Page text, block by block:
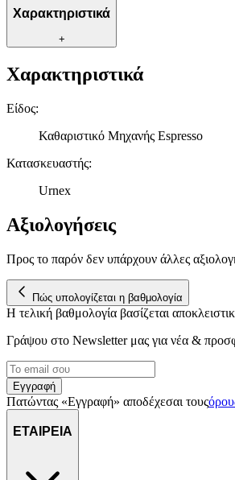
Χαρακτηριστικά
+
Χαρακτηριστικά
Είδος:
Καθαριστικό Μηχανής Espresso
Κατασκευαστής:
Urnex
Αξιολογήσεις
Προς το παρόν δεν υπάρχουν άλλες
Πώς υπολογίζεται η βαθμολογία
Η τελική βαθμολογία βασίζεται
Γράψου στο Νewsletter μας για νέα &
Εγγραφή
Πατώντας «Εγγραφή» αποδέχεσαι τους
ΕΤΑΙΡΕΙΑ